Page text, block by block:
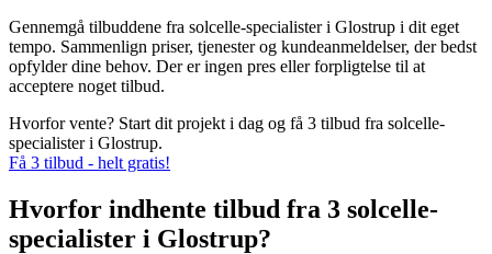
Gennemgå tilbuddene fra solcelle-specialister i Glostrup i dit eget
tempo. Sammenlign priser, tjenester og kundeanmeldelser, der bedst
opfylder dine behov. Der er ingen pres eller forpligtelse til at
acceptere noget tilbud.
Hvorfor vente? Start dit projekt i dag og få 3 tilbud fra solcelle-
specialister i Glostrup.
Få 3 tilbud - helt gratis!
Hvorfor indhente tilbud fra 3 solcelle-
specialister i Glostrup?